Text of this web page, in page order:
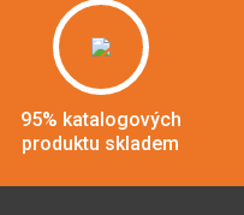
95% katalogových
produktu skladem